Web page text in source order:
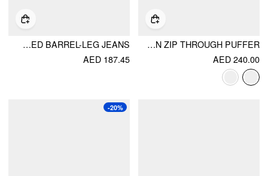
REVERSIBLE COTTON-BLEND STAND COLLAR TARTAN ZIP THROUGH PUFFER
AED 240.00
DENIM LOW RISE METAL DETAIL WASHED BARREL-LEG JEANS
AED 187.45
-20%